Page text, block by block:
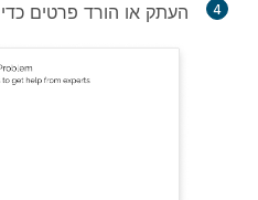
4 העתק או הורד פרטים